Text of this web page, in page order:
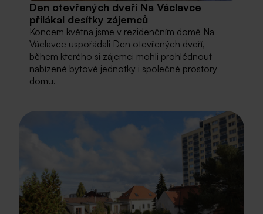
Den otevřených dveří Na Václavce
přilákal desítky zájemců
Koncem května jsme v rezidenčním domě Na
Václavce uspořádali Den otevřených dveří,
během kterého si zájemci mohli prohlédnout
nabízené bytové jednotky i společné prostory
domu.